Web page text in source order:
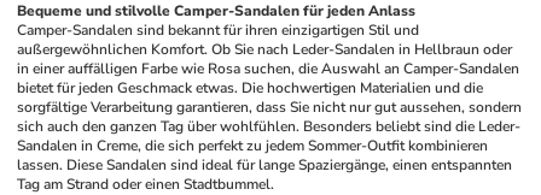
Bequeme und stilvolle Camper-Sandalen für jeden Anlass
Camper-Sandalen sind bekannt für ihren einzigartigen Stil und
außergewöhnlichen Komfort. Ob Sie nach Leder-Sandalen in Hellbraun oder
in einer auffälligen Farbe wie Rosa suchen, die Auswahl an Camper-Sandalen
bietet für jeden Geschmack etwas. Die hochwertigen Materialien und die
sorgfältige Verarbeitung garantieren, dass Sie nicht nur gut aussehen, sondern
sich auch den ganzen Tag über wohlfühlen. Besonders beliebt sind die Leder-
Sandalen in Creme, die sich perfekt zu jedem Sommer-Outfit kombinieren
lassen. Diese Sandalen sind ideal für lange Spaziergänge, einen entspannten
Tag am Strand oder einen Stadtbummel.